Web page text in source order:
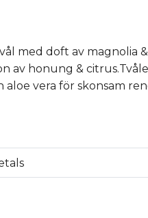
med doft av magnolia
av honung &
aloe vera för skonsam